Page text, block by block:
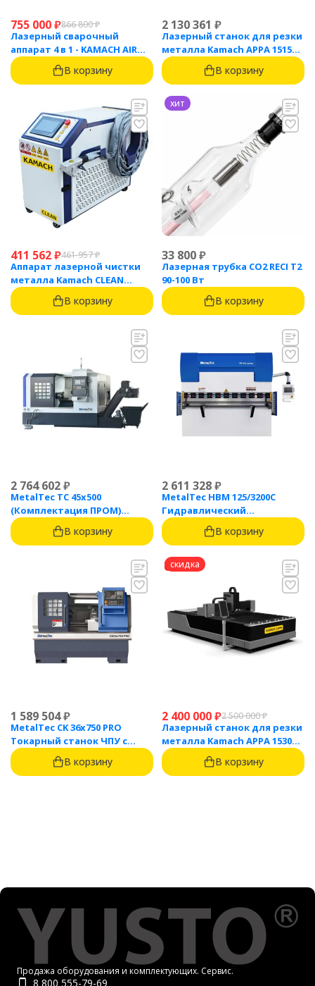
755 000₽866 800₽
Лазерный сварочный
аппарат 4 в 1 - KAMACH AIR
1500
В корзину
2 130 361 ₽
Лазерный станок для резки
металла Kamach APPA 1515
(1500 Вт)
В корзину
411 562₽461 957₽
Аппарат лазерной чистки
металла Kamach CLEAN
1500BW
В корзину
хит
33 800₽
Лазерная трубка CO2 RECI T2
90-100 Вт
В корзину
2 764 602₽
MetalTec ТС 45x500
(Комплектация ПРОМ)
токарный станок с ЧПУ с
наклонной станиной
В корзину
2 611 328₽
MetalTec HBM 125/3200C
Гидравлический
листогибочный пресс с
контроллером TP10S
В корзину
1 589 504₽
MetalTec CK 36x750 PRO
Токарный станок ЧПУ с
горизонтальной станиной
В корзину
скидка
2 400 000₽2 500 000₽
Лазерный станок для резки
металла Kamach APPA 1530
(3000 Вт)
В корзину
Продажа оборудования и комплектующих. Сервис.
8 800 555-79-69